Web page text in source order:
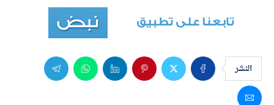
النشر